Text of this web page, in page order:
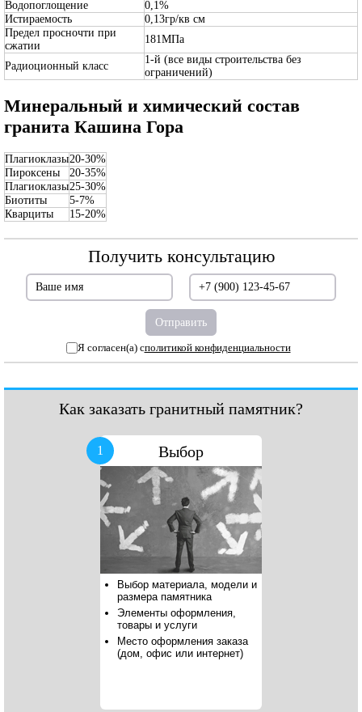
Водопоглощение
0,1%
Истираемость
0,13гр/кв см
Предел просночти при
сжатии
181МПа
Радиоционный класс
1-й (все виды строительства без
ограничений)
Минеральный и химический состав
гранита Кашина Гора
Плагиоклазы20-30%
Пироксены
20-35%
Плагиоклазы25-30%
Биотиты
5-7%
Кварциты
15-20%
Получить консультацию
Я согласен(а) сполитикой конфиденциальности
Как заказать гранитный памятник?
1 Выбор
Выбор материала, модели и
размера памятника
Элементы оформления,
товары и услуги
Место оформления заказа
(дом, офис или интернет)